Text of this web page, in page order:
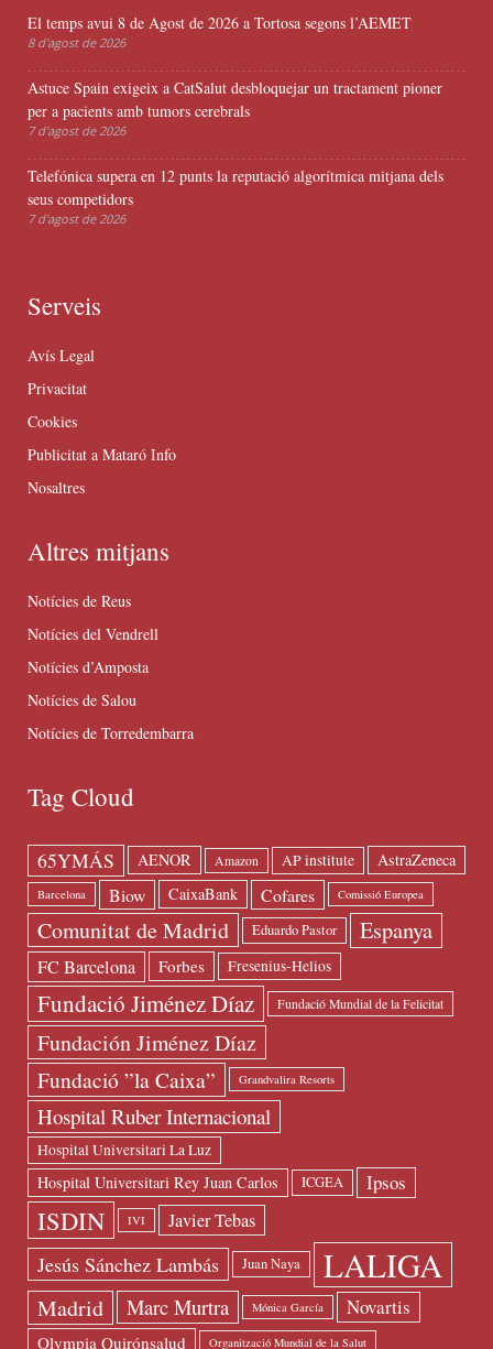
El temps avui 8 de Agost de 2026 a Tortosa segons l’AEMET
8 d'agost de 2026
Astuce Spain exigeix a CatSalut desbloquejar un tractament pioner
per a pacients amb tumors cerebrals
7 d'agost de 2026
Telefónica supera en 12 punts la reputació algorítmica mitjana dels
seus competidors
7 d'agost de 2026
Serveis
Avís Legal
Privacitat
Cookies
Publicitat a Mataró Info
Nosaltres
Altres mitjans
Notícies de Reus
Notícies del Vendrell
Notícies d’Amposta
Notícies de Salou
Notícies de Torredembarra
Tag Cloud
65YMÁS AENOR Amazon AP institute AstraZeneca
Barcelona Biow CaixaBank Cofares Comissió Europea
Comunitat de Madrid Eduardo Pastor Espanya
FC Barcelona Forbes Fresenius-Helios
Fundació Jiménez Díaz Fundació Mundial de la Felicitat
Fundación Jiménez Díaz
Fundació ”la Caixa” Grandvalira Resorts
Hospital Ruber Internacional
Hospital Universitari La Luz
Hospital Universitari Rey Juan Carlos ICGEA Ipsos
ISDIN IVI Javier Tebas
Jesús Sánchez Lambás Juan Naya LALIGA
Madrid Marc Murtra Mónica García Novartis
Olympia Quirónsalud Organització Mundial de la Salut